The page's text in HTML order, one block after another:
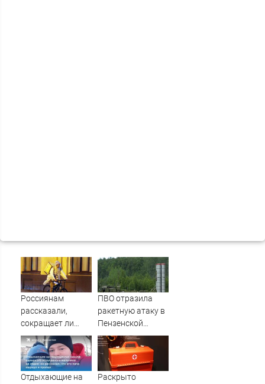
Россиянам
рассказали,
сокращает ли
жизнь ночная
работа
ПВО отразила
ракетную атаку в
Пензенской
области
Отдыхающие на
Раскрыто